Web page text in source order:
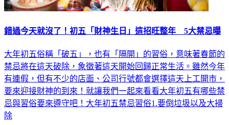
錯過今天就沒了！初五「財神生日」這招旺整年 5大禁忌曝
大年初五俗稱「破五」，也有「隔開」的習俗，意味著春節的
禁忌將在這天破除，象徵著這天開始回歸正常生活。雖然今年
有連假，但有不少的店面、公司行號都會選擇這天上工開市，
要來迎接財神的到來！就讓我們一起來看看大年初五有哪些禁
忌與習俗要來遵守吧！大年初五禁忌習俗1.要倒垃圾以及大掃
除